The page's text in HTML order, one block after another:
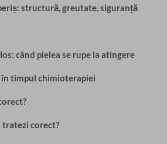
structură, greutate, siguranță
când pielea se rupe la atingere
timpul chimioterapiei
tratezi corect?